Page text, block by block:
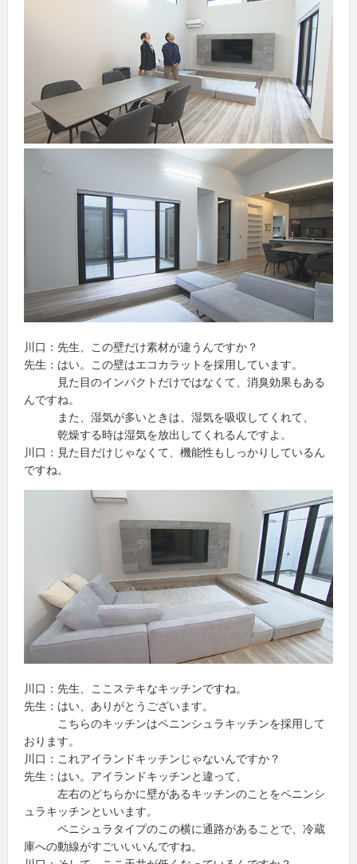
川口：先生、この壁だけ素材が違うんですか？
先生：はい。この壁はエコカラットを採用しています。
見た目のインパクトだけではなくて、消臭効果もある
んですね。
また、湿気が多いときは、湿気を吸収してくれて、
乾燥する時は湿気を放出してくれるんですよ。
川口：見た目だけじゃなくて、機能性もしっかりしているん
ですね。
川口：先生、ここステキなキッチンですね。
先生：はい、ありがとうございます。
こちらのキッチンはペニンシュラキッチンを採用して
おります。
川口：これアイランドキッチンじゃないんですか？
先生：はい。アイランドキッチンと違って、
左右のどちらかに壁があるキッチンのことをペニンシ
ュラキッチンといいます。
ペニシュラタイプのこの横に通路があることで、冷蔵
庫への動線がすごいいいんですね。